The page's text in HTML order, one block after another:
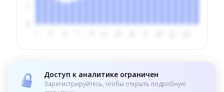
Доступ к аналитике ограничен
Зарегистрируйтесь, чтобы открыть подробную